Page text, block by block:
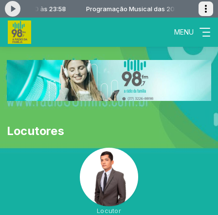
das 20:00 às 23:58 Programação Musical das 20:00 às 23:58
MENU
Locutores
Locutor